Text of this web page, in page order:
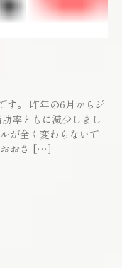
。 昨年の6月からジ
率ともに減少しまし
が全く変わらないで
おおさ […]